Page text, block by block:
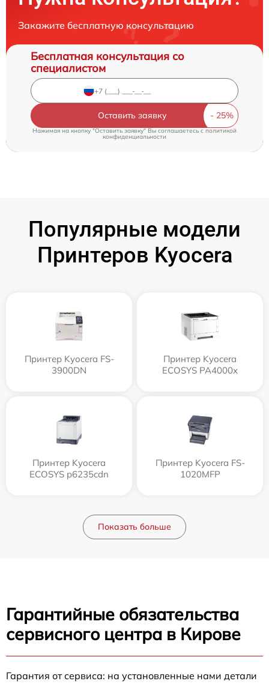
Закажите бесплатную консультацию
Бесплатная консультация со
специалистом
Оставить заявку
Нажимая на кнопку "Оставить заявку" Вы соглашаетесь c политикой
конфиденциальности
Популярные модели
Принтеров Kyocera
Принтер Kyocera FS-
3900DN
Принтер Kyocera
ECOSYS PA4000x
Принтер Kyocera
ECOSYS p6235cdn
Принтер Kyocera FS-
1020MFP
Показать больше
Гарантийные обязательства
сервисного центра в Кирове
Гарантия от сервиса: на установленные нами детали